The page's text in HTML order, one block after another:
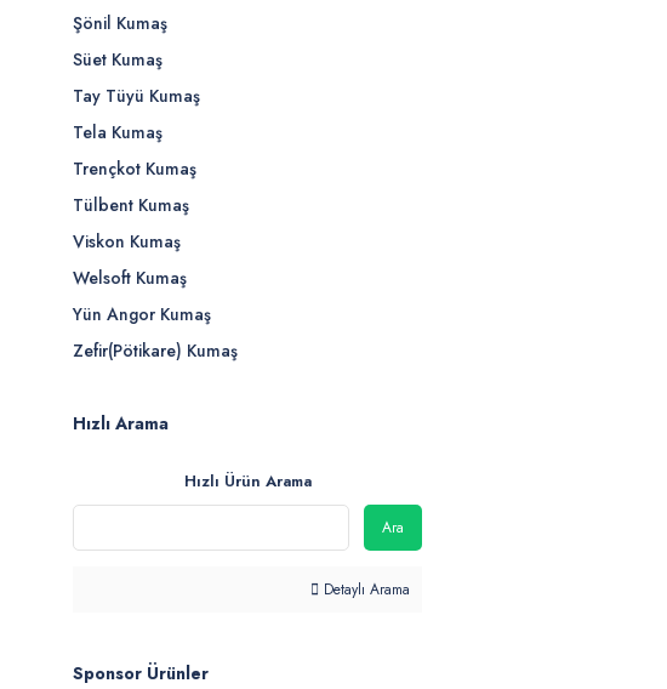
Şönil Kumaş
Süet Kumaş
Tay Tüyü Kumaş
Tela Kumaş
Trençkot Kumaş
Tülbent Kumaş
Viskon Kumaş
Welsoft Kumaş
Yün Angor Kumaş
Zefir(Pötikare) Kumaş
Hızlı Arama
Hızlı Ürün Arama
Ara
Detaylı Arama
Sponsor Ürünler